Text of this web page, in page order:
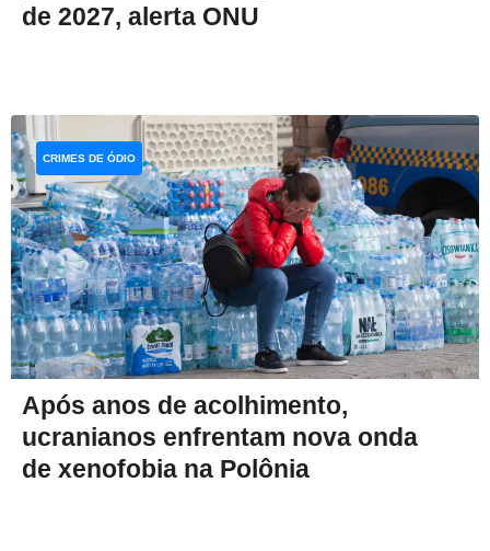
de 2027, alerta ONU
Após anos de acolhimento,
ucranianos enfrentam nova onda
de xenofobia na Polônia
CRIMES DE ÓDIO